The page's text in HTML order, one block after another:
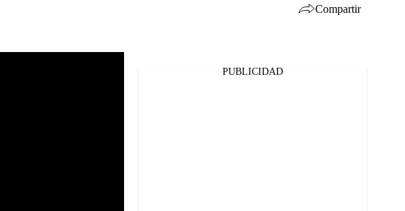
Compartir
PUBLICIDAD